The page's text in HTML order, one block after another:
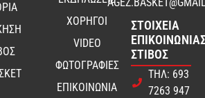
ΧΟΡΗΓΟΙ
VIDEO
ΦΩΤΟΓΡΑΦΙΕΣ
ΕΠΙΚΟΙΝΩΝΙΑ
ΣΤΟΙΧΕΊΑ
ΣΤΊΒΟΣ
ΤΗΛ: 693
7263 947